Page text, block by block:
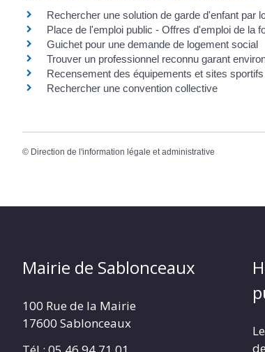
Rechercher une solution de garde d'enfant par
Place de l'emploi public - Offres d'emploi de la
Guichet pour une demande de logement social
Trouver un professionnel reconnu garant
Recensement des équipements et sites sportifs
Rechercher une convention collective
© Direction de l'information légale et administrative
Mairie de Sablonceaux
100 Rue de la Mairie
17600 Sablonceaux